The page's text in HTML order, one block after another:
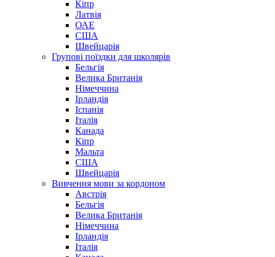
Кіпр
Латвія
ОАЕ
США
Швейцарія
Групові поїздки для школярів
Бельгія
Велика Британія
Німеччина
Ірландія
Іспанія
Італія
Канада
Кіпр
Мальта
США
Швейцарія
Вивчення мови за кордоном
Австрія
Бельгія
Велика Британія
Німеччина
Ірландія
Італія